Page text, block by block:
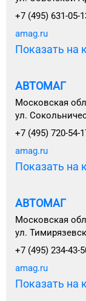
+7 (495) 631-05-
amag.ru
Показать на
АВТОМАГ
Московская
ул.
+7 (495) 720-54-
amag.ru
Показать на
АВТОМАГ
Московская
ул.
+7 (495) 234-43-
amag.ru
Показать на